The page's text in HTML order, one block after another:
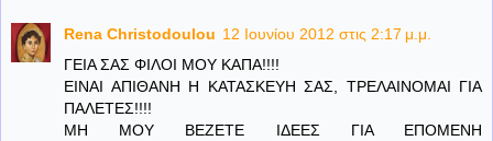
Rena Christodoulou 12 Ιουνίου 2012 στις 2:17 μ.μ.
ΓΕΙΑ ΣΑΣ ΦΙΛΟΙ ΜΟΥ ΚΑΠΑ!!!!
ΕΙΝΑΙ ΑΠΙΘΑΝΗ Η ΚΑΤΑΣΚΕΥΗ ΣΑΣ, ΤΡΕΛΑΙΝΟΜΑΙ ΓΙΑ
ΠΑΛΕΤΕΣ!!!!
ΜΗ ΜΟΥ ΒΕΖΕΤΕ ΙΔΕΕΣ ΓΙΑ ΕΠΟΜΕΝΗ